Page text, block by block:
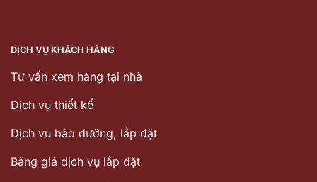
DỊCH VỤ KHÁCH HÀNG
Tư vấn xem hàng tại nhà
Dịch vụ thiết kế
Dịch vu bảo dưỡng, lắp đặt
Bảng giá dịch vụ lắp đặt